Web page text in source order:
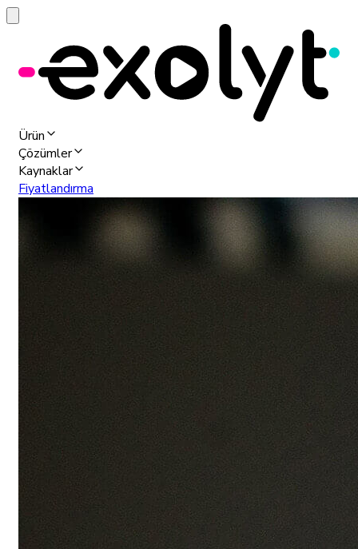
Ürün
Çözümler
Kaynaklar
Fiyatlandırma